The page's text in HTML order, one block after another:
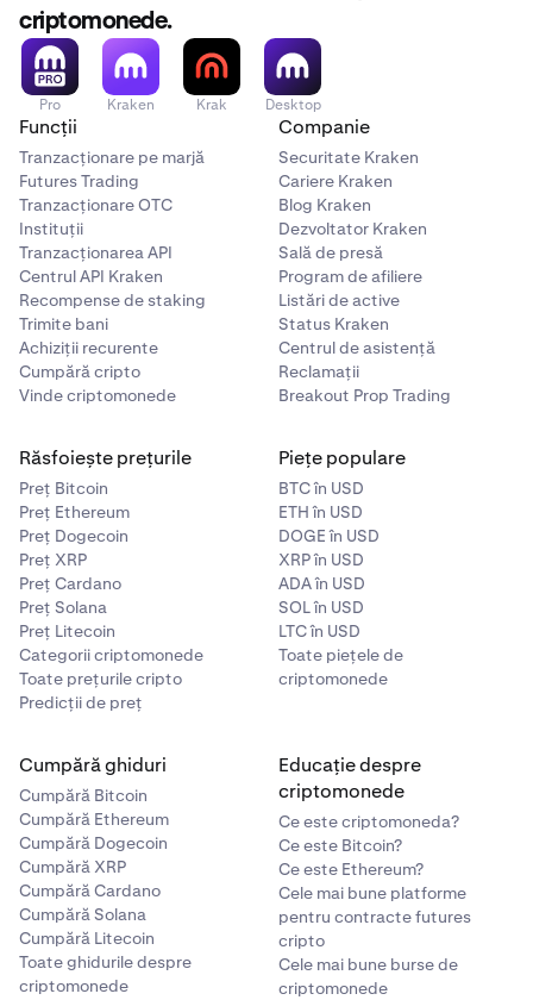
criptomonede.
Pro Kraken Krak Desktop
Funcții
Tranzacționare pe marjă
Futures Trading
Tranzacționare OTC
Instituții
Tranzacționarea API
Centrul API Kraken
Recompense de staking
Trimite bani
Achiziții recurente
Cumpără cripto
Vinde criptomonede
Companie
Securitate Kraken
Cariere Kraken
Blog Kraken
Dezvoltator Kraken
Sală de presă
Program de afiliere
Listări de active
Status Kraken
Centrul de asistență
Reclamații
Breakout Prop Trading
Răsfoiește prețurile
Preț Bitcoin
Preț Ethereum
Preț Dogecoin
Preț XRP
Preț Cardano
Preț Solana
Preț Litecoin
Categorii criptomonede
Toate prețurile cripto
Predicții de preț
Piețe populare
BTC în USD
ETH în USD
DOGE în USD
XRP în USD
ADA în USD
SOL în USD
LTC în USD
Toate piețele de
criptomonede
Cumpără ghiduri
Cumpără Bitcoin
Cumpără Ethereum
Cumpără Dogecoin
Cumpără XRP
Cumpără Cardano
Cumpără Solana
Cumpără Litecoin
Toate ghidurile despre
criptomonede
Educație despre
criptomonede
Ce este criptomoneda?
Ce este Bitcoin?
Ce este Ethereum?
Cele mai bune platforme
pentru contracte futures
cripto
Cele mai bune burse de
criptomonede